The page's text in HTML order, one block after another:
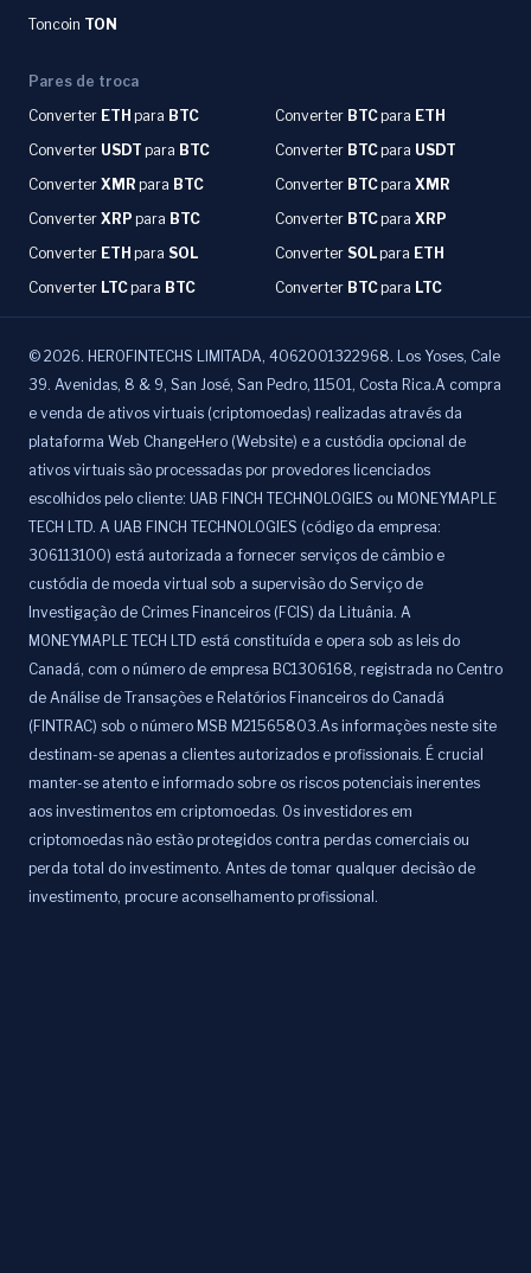
Toncoin TON
Pares de troca
Converter ETH para BTC Converter BTCpara ETH
Converter USDT para BTC Converter BTCpara USDT
Converter XMR para BTC Converter BTCpara XMR
Converter XRP para BTC Converter BTCpara XRP
Converter ETH para SOL Converter SOLpara ETH
Converter LTCpara BTC Converter BTCpara LTC
© 2026. HEROFINTECHS LIMITADA, 4062001322968. Los Yoses, Cale
39. Avenidas, 8 & 9, San José, San Pedro, 11501, Costa Rica.A compra
e venda de ativos virtuais (criptomoedas) realizadas através da
plataforma Web ChangeHero (Website) e a custódia opcional de
ativos virtuais são processadas por provedores licenciados
escolhidos pelo cliente: UAB FINCH TECHNOLOGIES ou MONEYMAPLE
TECH LTD. A UAB FINCH TECHNOLOGIES (código da empresa:
306113100) está autorizada a fornecer serviços de câmbio e
custódia de moeda virtual sob a supervisão do Serviço de
Investigação de Crimes Financeiros (FCIS) da Lituânia. A
MONEYMAPLE TECH LTD está constituída e opera sob as leis do
Canadá, com o número de empresa BC1306168, registrada no Centro
de Análise de Transações e Relatórios Financeiros do Canadá
(FINTRAC) sob o número MSB M21565803.As informações neste site
destinam-se apenas a clientes autorizados e profissionais. É crucial
manter-se atento e informado sobre os riscos potenciais inerentes
aos investimentos em criptomoedas. Os investidores em
criptomoedas não estão protegidos contra perdas comerciais ou
perda total do investimento. Antes de tomar qualquer decisão de
investimento, procure aconselhamento profissional.